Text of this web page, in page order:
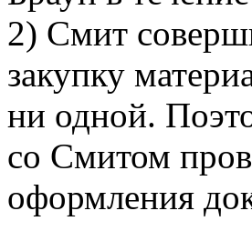
2) Смит
закупку
ни одной.
со Смитом
оформления